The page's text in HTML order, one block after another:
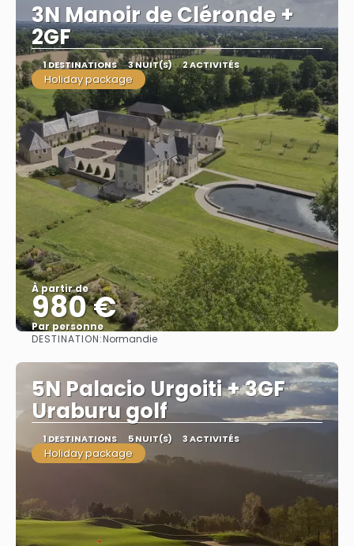
3N Manoir de Cléronde +
2GF
1 DESTINATIONS 3 NUIT(S) 2 ACTIVITÉS
Holiday package
À partir de
980 €
Par personne
Afficher
DESTINATION:Normandie
5N Palacio Urgoiti + 3GF
Uraburu golf
1 DESTINATIONS 5 NUIT(S) 3 ACTIVITÉS
Holiday package